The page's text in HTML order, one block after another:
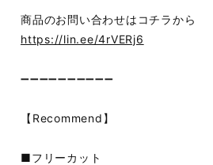
商品のお問い合わせはコチラから
https://lin.ee/4rVERj6
➖➖➖➖➖➖➖➖➖➖
【Recommend】
■フリーカット